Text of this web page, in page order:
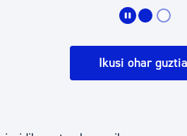
Ikusi ohar